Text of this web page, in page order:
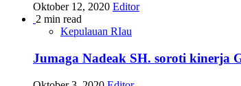
Oktober 12, 2020 Editor
2 min read
Kepulauan RIau
Jumaga Nadeak SH. soroti kinerja